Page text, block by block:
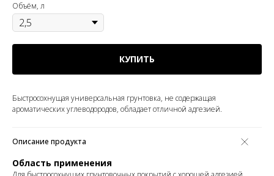
Объём, л
КУПИТЬ
Быстросохнущая универсальная грунтовка, не содержащая
ароматических углеводородов, обладает отличной адгезией.
Описание продукта
Область применения